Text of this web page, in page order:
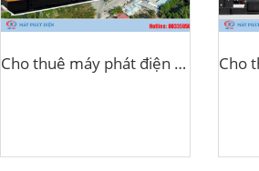
Cho thuê máy phát điện tại Củ Chi